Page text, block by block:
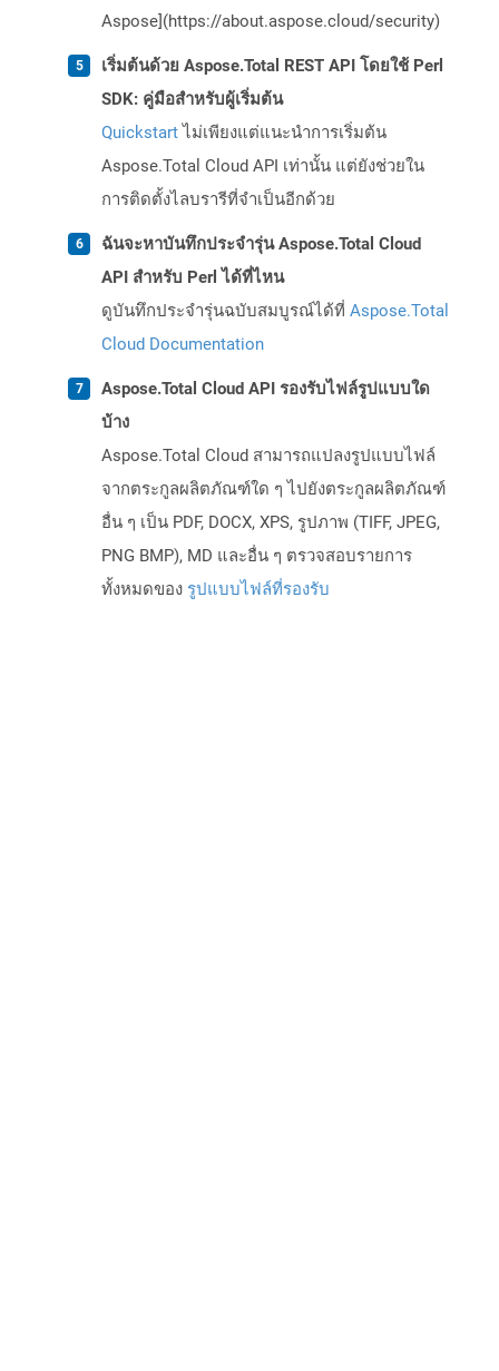
Aspose](https://about.aspose.cloud/security)
เริ่มต้นด้วย Aspose.Total REST API โดยใช้ Perl
SDK: คู่มือสำหรับผู้เริ่มต้น
Quickstartไม่เพียงแต่แนะนำการเริ่มต้น
Aspose.Total Cloud API เท่านั้น แต่ยังช่วยใน
การติดตั้งไลบรารีที่จำเป็นอีกด้วย
ฉันจะหาบันทึกประจำรุ่น Aspose.Total Cloud
API สำหรับ Perl ได้ที่ไหน
ดูบันทึกประจำรุ่นฉบับสมบูรณ์ได้ที่ Aspose.Total
Cloud Documentation
Aspose.Total Cloud API รองรับไฟล์รูปแบบใด
บ้าง
Aspose.Total Cloud สามารถแปลงรูปแบบไฟล์
จากตระกูลผลิตภัณฑ์ใด ๆ ไปยังตระกูลผลิตภัณฑ์
อื่น ๆ เป็น PDF, DOCX, XPS, รูปภาพ (TIFF, JPEG,
PNG BMP), MD และอื่น ๆ ตรวจสอบรายการ
ทั้งหมดของ รูปแบบไฟล์ที่รองรับ